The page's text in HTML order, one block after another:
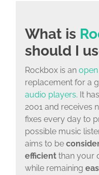
What is
should I
Rockbox is an
replacement for a
audio players. It
2001 and receives
fixes every day to
possible music
aims to be
efficientthan your
while remaining